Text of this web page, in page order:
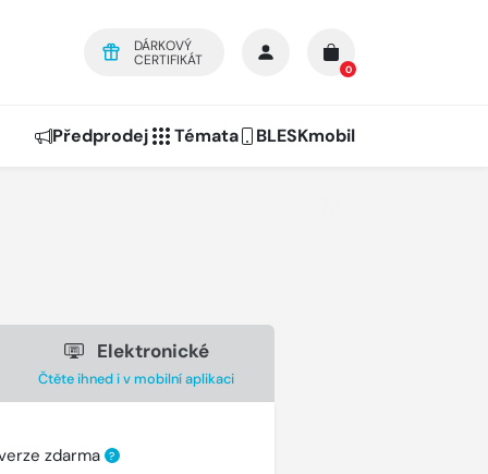
DÁRKOVÝ
CERTIFIKÁT
0
Předprodej Témata BLESKmobil
Elektronické
Čtěte ihned i v mobilní aplikaci
zdarma ?